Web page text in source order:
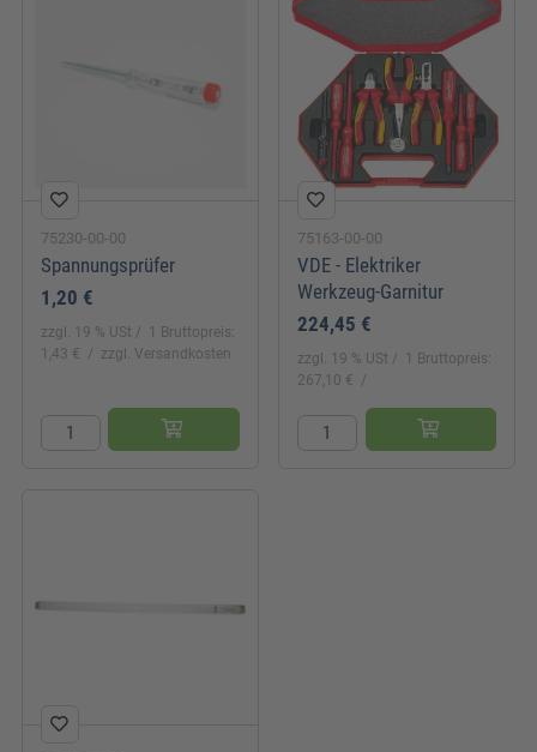
75230-00-00
Spannungsprüfer
1,20 €
zzgl. 19 % USt
1 Bruttopreis:
1,43 €
zzgl. Versandkosten
75163-00-00
VDE - Elektriker
Werkzeug-Garnitur
224,45 €
zzgl. 19 % USt
1 Bruttopreis:
267,10 €